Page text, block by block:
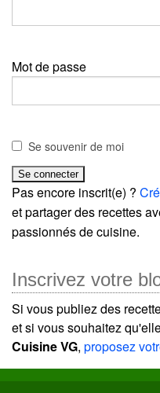
Mot de passe
Se souvenir de moi
Pas encore inscrit(e) ?
et partager des recettes
passionnés de cuisine.
Inscrivez votre
Si vous publiez des
et si vous souhaitez
Cuisine VG, proposez